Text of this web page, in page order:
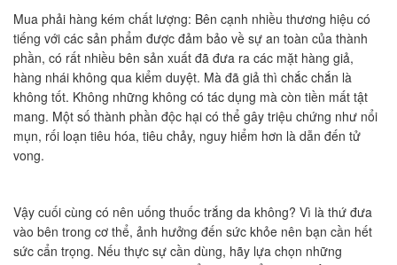
Mua phải hàng kém chất lượng: Bên cạnh nhiều thương hiệu có
tiếng với các sản phẩm được đảm bảo về sự an toàn của thành
phần, có rất nhiều bên sản xuất đã đưa ra các mặt hàng giả,
hàng nhái không qua kiểm duyệt. Mà đã giả thì chắc chắn là
không tốt. Không những không có tác dụng mà còn tiền mất tật
mang. Một số thành phần độc hại có thể gây triệu chứng như nổi
mụn, rối loạn tiêu hóa, tiêu chảy, nguy hiểm hơn là dẫn đến tử
vong.
Vậy cuối cùng có nên uống thuốc trắng da không? Vì là thứ đưa
vào bên trong cơ thể, ảnh hưởng đến sức khỏe nên bạn cần hết
sức cẩn trọng. Nếu thực sự cần dùng, hãy lựa chọn những